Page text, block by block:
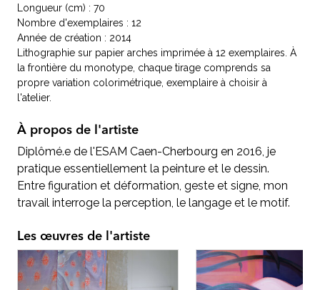
Longueur (cm) : 70
Nombre d'exemplaires : 12
Année de création : 2014
Lithographie sur papier arches imprimée à 12 exemplaires. À
la frontière du monotype, chaque tirage comprends sa
propre variation colorimétrique, exemplaire à choisir à
l'atelier.
À propos de l'artiste
Diplômé.e de l'ESAM Caen-Cherbourg en 2016, je
pratique essentiellement la peinture et le dessin.
Entre figuration et déformation, geste et signe, mon
travail interroge la perception, le langage et le motif.
Les œuvres de l'artiste